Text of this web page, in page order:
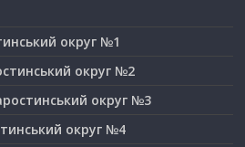
округ №1
округ №2
округ №3
округ №4